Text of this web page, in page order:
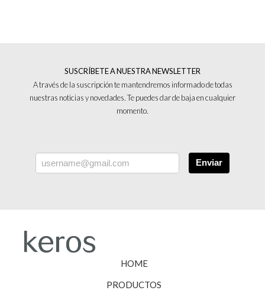
SUSCRÍBETE A NUESTRA NEWSLETTER
A través de la suscripción te mantendremos informado de todas
nuestras noticias y novedades. Te puedes dar de baja en cualquier
momento.
Enviar
HOME
PRODUCTOS